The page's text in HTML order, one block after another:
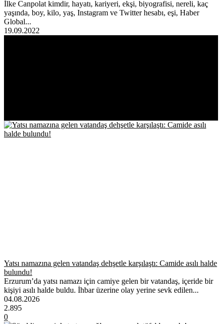
İlke Canpolat kimdir, hayatı, kariyeri, ekşi, biyografisi, nereli, kaç
yaşında, boy, kilo, yaş, Instagram ve Twitter hesabı, eşi, Haber
Global...
19.09.2022
Yatsı namazına gelen vatandaş dehşetle karşılaştı: Camide asılı halde
bulundu!
Erzurum’da yatsı namazı için camiye gelen bir vatandaş, içeride bir
kişiyi asılı halde buldu. İhbar üzerine olay yerine sevk edilen...
04.08.2026
2.895
0